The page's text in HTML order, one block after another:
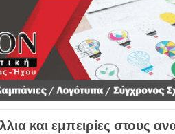
και εμπειρίες στους